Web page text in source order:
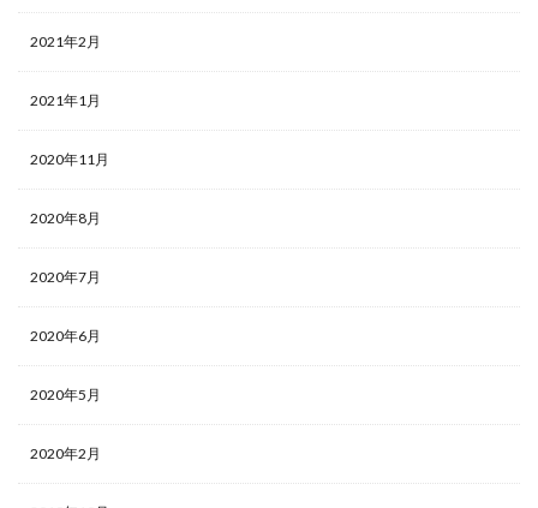
2021年2月
2021年1月
2020年11月
2020年8月
2020年7月
2020年6月
2020年5月
2020年2月